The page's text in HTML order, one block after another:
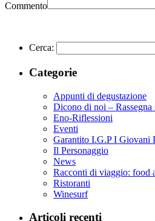
Commento
Cerca:
Categorie
Appunti di degustazione
Dicono di noi – Rassegna
Eno-Riflessioni
Eventi
Garantito I.G.P I Giovani
Il Personaggio
News
Racconti di viaggio: food
Ristoranti
Winesurf
Articoli recenti